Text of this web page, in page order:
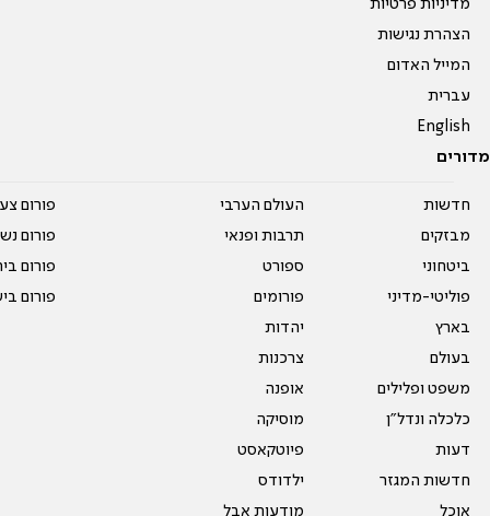
מדיניות פרטיות
הצהרת נגישות
המייל האדום
עברית
English
מדורים
חדשות
מבזקים
ביטחוני
פוליטי-מדיני
בארץ
בעולם
משפט ופלילים
כלכלה ונדל"ן
דעות
חדשות המגזר
אוכל
העולם הערבי
תרבות ופנאי
ספורט
פורומים
יהדות
צרכנות
אופנה
מוסיקה
פיוטקאסט
ילדודס
מודעות אבל
פורום
פורום
פורום
פורום